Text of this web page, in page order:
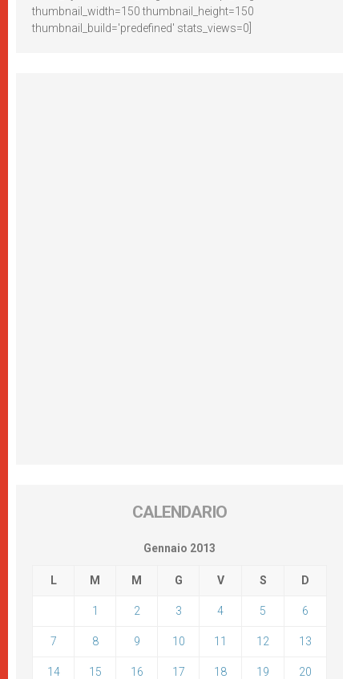
thumbnail_width=150 thumbnail_height=150
thumbnail_build='predefined' stats_views=0]
CALENDARIO
Gennaio 2013
L M M G V S D
1 2 3 4 5 6
7 8 9 10 11 12 13
14 15 16 17 18 19 20